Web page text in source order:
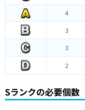
4
3
3
2
Sランクの必要個数